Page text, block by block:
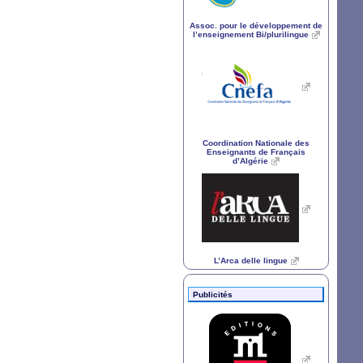
Assoc. pour le développement de
l’enseignement Bi/plurilingue
Coordination Nationale des
Enseignants de Français
d’Algérie
L’Arca delle lingue
Publicités